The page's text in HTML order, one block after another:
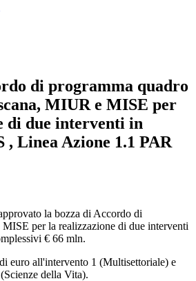
di programma quadro
MIUR e MISE per
di due interventi in
Linea Azione 1.1 PAR
la bozza di Accordo di
per la realizzazione di due interventi
€ 66 mln.
euro all'intervento 1 (Multisettoriale) e
della Vita).